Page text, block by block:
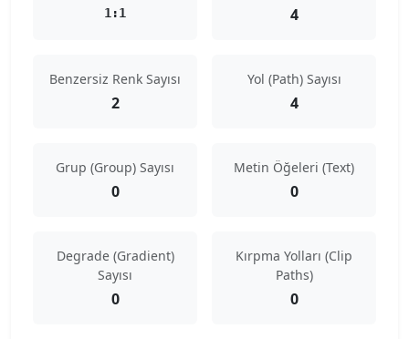
1:1 4
Benzersiz Renk Sayısı
2
Yol (Path) Sayısı
4
Grup (Group) Sayısı
0
Metin Öğeleri (Text)
0
Degrade (Gradient)
Sayısı
0
Kırpma Yolları (Clip
Paths)
0